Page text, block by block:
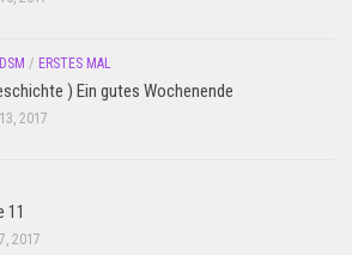
/ ERSTES MAL
) Ein gutes Wochenende
2017
11
2017